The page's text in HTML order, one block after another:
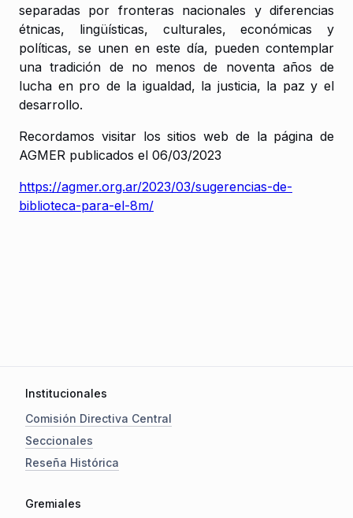
separadas por fronteras nacionales y diferencias
étnicas, lingüísticas, culturales, económicas y
políticas, se unen en este día, pueden contemplar
una tradición de no menos de noventa años de
lucha en pro de la igualdad, la justicia, la paz y el
desarrollo.
Recordamos visitar los sitios web de la página de
AGMER publicados el 06/03/2023
https://agmer.org.ar/2023/03/sugerencias-de-
biblioteca-para-el-8m/
Institucionales
Comisión Directiva Central
Seccionales
Reseña Histórica
Gremiales